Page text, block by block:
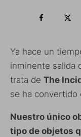
Ya hace un
inminente salida
trata de The
se ha convertido
Nuestro único
tipo de objetos